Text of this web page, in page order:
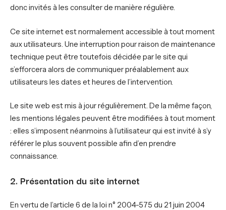
donc invités à les consulter de manière régulière.
Ce site internet est normalement accessible à tout moment
aux utilisateurs. Une interruption pour raison de maintenance
technique peut être toutefois décidée par le site qui
s’efforcera alors de communiquer préalablement aux
utilisateurs les dates et heures de l’intervention.
Le site web est mis à jour régulièrement. De la même façon,
les mentions légales peuvent être modifiées à tout moment
: elles s’imposent néanmoins à l’utilisateur qui est invité à s’y
référer le plus souvent possible afin d’en prendre
connaissance.
2. Présentation du site internet
En vertu de l’article 6 de la loi n° 2004-575 du 21 juin 2004